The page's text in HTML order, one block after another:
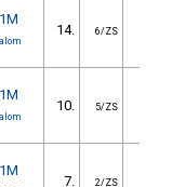
14. 6/ZS
10. 5/ZS
7. 2/ZS